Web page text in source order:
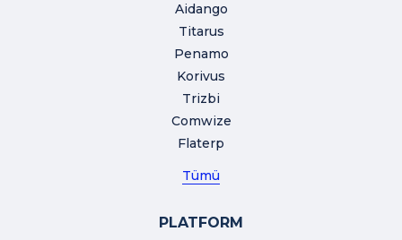
Aidango
Titarus
Penamo
Korivus
Trizbi
Comwize
Flaterp
Tümü
PLATFORM